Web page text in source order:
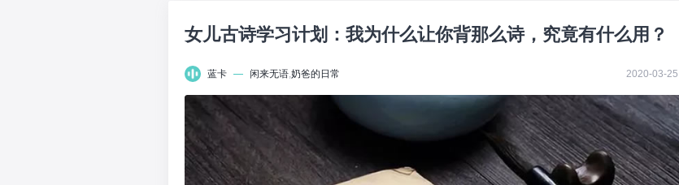
女儿古诗学习计划：我为什么让你背那么诗，究竟有什么用？
蓝卡 — 闲来无语,奶爸的日常 2020-03-25